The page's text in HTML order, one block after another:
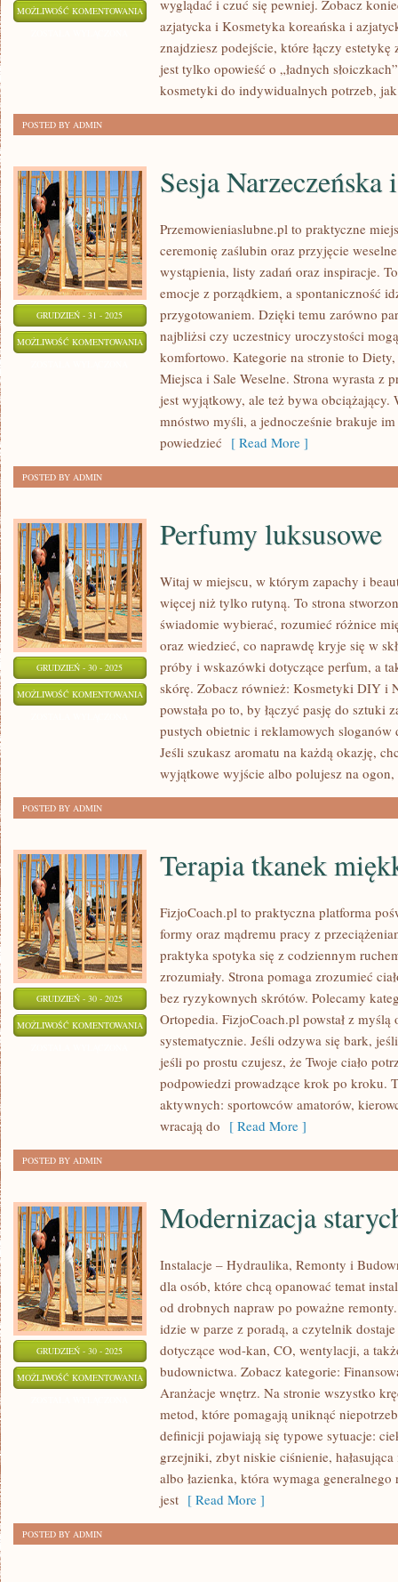
MOŻLIWOŚĆ KOMENTOWANIA KOSMETYKI
PREZENT
wyglądać i czuć się pewniej. Zobacz
azjatycka i Kosmetyka koreańska i
znajdziesz podejście, które łączy
jest tylko opowieść o „ładnych
kosmetyki do indywidualnych potrzeb, jak
POSTED BY ADMIN
GRUDZIEŃ - 31 - 2025
MOŻLIWOŚĆ KOMENTOWANIA SESJA
NARZECZEŃSKA
SAVE-
THE-
DATE
Sesja Narzeczeńska
Przemowieniaslubne.pl to praktyczne
ceremonię zaślubin oraz przyjęcie
wystąpienia, listy zadań oraz inspiracje.
emocje z porządkiem, a spontaniczność
przygotowaniem. Dzięki temu zarówno
najbliżsi czy uczestnicy uroczystości
komfortowo. Kategorie na stronie to
Miejsca i Sale Weselne. Strona wyrasta z
jest wyjątkowy, ale też bywa obciążający.
mnóstwo myśli, a jednocześnie brakuje
powiedzieć [ Read More ]
POSTED BY ADMIN
GRUDZIEŃ - 30 - 2025
MOŻLIWOŚĆ KOMENTOWANIA PERFUMY
LUKSUSOWE
Perfumy luksusowe
Witaj w miejscu, w którym zapachy i
więcej niż tylko rutyną. To strona
świadomie wybierać, rozumieć różnice
oraz wiedzieć, co naprawdę kryje się w
próby i wskazówki dotyczące perfum, a
skórę. Zobacz również: Kosmetyki DIY i
powstała po to, by łączyć pasję do sztuki
pustych obietnic i reklamowych sloganów
Jeśli szukasz aromatu na każdą okazję,
wyjątkowe wyjście albo polujesz na ogon,
POSTED BY ADMIN
GRUDZIEŃ - 30 - 2025
MOŻLIWOŚĆ KOMENTOWANIA TERAPIA
TKANEK
MIĘKKICH
Terapia tkanek
FizjoCoach.pl to praktyczna platforma
formy oraz mądremu pracy z
praktyka spotyka się z codziennym
zrozumiały. Strona pomaga zrozumieć
bez ryzykownych skrótów. Polecamy
Ortopedia. FizjoCoach.pl powstał z myślą
systematycznie. Jeśli odzywa się bark,
jeśli po prostu czujesz, że Twoje ciało
podpowiedzi prowadzące krok po kroku.
aktywnych: sportowców amatorów,
wracają do [ Read More ]
POSTED BY ADMIN
GRUDZIEŃ - 30 - 2025
MOŻLIWOŚĆ KOMENTOWANIA MODERNIZACJA
STARYCH
BUDYNKÓW
Modernizacja
Instalacje – Hydraulika, Remonty i
dla osób, które chcą opanować temat
od drobnych napraw po poważne
idzie w parze z poradą, a czytelnik
dotyczące wod-kan, CO, wentylacji, a
budownictwa. Zobacz kategorie:
Aranżacje wnętrz. Na stronie wszystko
metod, które pomagają uniknąć
definicji pojawiają się typowe sytuacje:
grzejniki, zbyt niskie ciśnienie,
albo łazienka, która wymaga
jest [ Read More ]
POSTED BY ADMIN